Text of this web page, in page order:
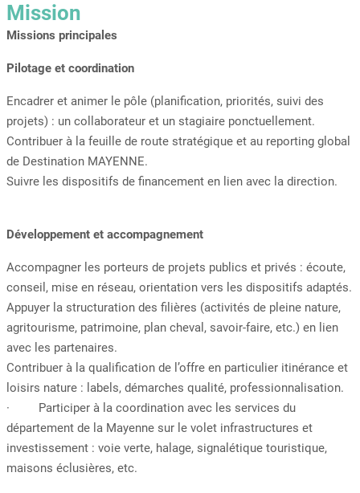
Mission
Missions principales
Pilotage et coordination
Encadrer et animer le pôle (planification, priorités, suivi des
projets) : un collaborateur et un stagiaire ponctuellement.
Contribuer à la feuille de route stratégique et au reporting global
de Destination MAYENNE.
Suivre les dispositifs de financement en lien avec la direction.
Développement et accompagnement
Accompagner les porteurs de projets publics et privés : écoute,
conseil, mise en réseau, orientation vers les dispositifs adaptés.
Appuyer la structuration des filières (activités de pleine nature,
agritourisme, patrimoine, plan cheval, savoir-faire, etc.) en lien
avec les partenaires.
Contribuer à la qualification de l’offre en particulier itinérance et
loisirs nature : labels, démarches qualité, professionnalisation.
· Participer à la coordination avec les services du
département de la Mayenne sur le volet infrastructures et
investissement : voie verte, halage, signalétique touristique,
maisons éclusières, etc.